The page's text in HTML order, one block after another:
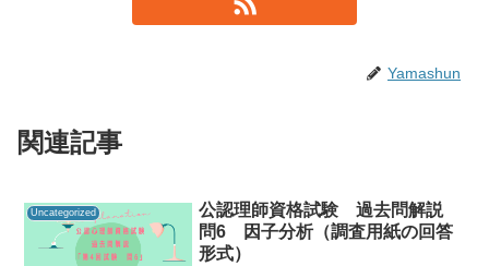
Yamashun
関連記事
Uncategorized
公認理師資格試験 過去問解説
問6 因子分析（調査用紙の回答
形式）